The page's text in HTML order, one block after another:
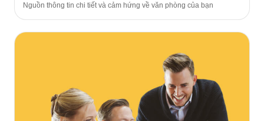
Nguồn thông tin chi tiết và cảm hứng về văn phòng của bạn